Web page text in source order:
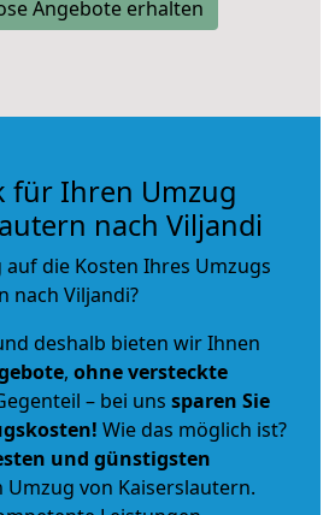
Angebote erhalten
für Ihren Umzug
nach Viljandi
auf die Kosten Ihres Umzugs
nach Viljandi?
deshalb bieten wir Ihnen
, ohne versteckte
– bei uns sparen Sie
Wie das möglich ist?
und günstigsten
Umzug von Kaiserslautern.